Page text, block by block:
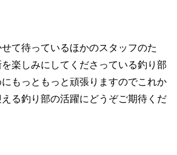
て待っているほかのスタッフのた
楽しみにしてくださっている釣り部
もっともっと頑張りますのでこれか
る釣り部の活躍にどうぞご期待くだ